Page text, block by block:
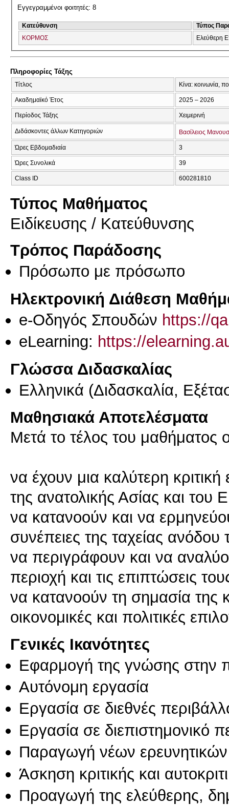
Εγγεγραμμένοι φοιτητές: 8
Κατεύθυνση
Τύπος
ΚΟΡΜΟΣ
Ελεύθερη
Πληροφορίες Τάξης
Τίτλος Κίνα: κοινωνία,
Ακαδημαϊκό Έτος 2025 – 2026
Περίοδος Τάξης Χειμερινή
Διδάσκοντες άλλων Κατηγοριών Βασίλειος
Ώρες Εβδομαδιαία 3
Ώρες Συνολικά 39
Class ID 600281810
Τύπος Μαθήματος
Eιδίκευσης / Kατεύθυνσης
Τρόπος Παράδοσης
Πρόσωπο με πρόσωπο
Ηλεκτρονική Διάθεση
e-Οδηγός Σπουδών https://
eLearning: https://
Γλώσσα Διδασκαλίας
Ελληνικά (Διδασκαλία,
Μαθησιακά Αποτελέσματα
Μετά το τέλος του μαθήματος
να έχουν μια καλύτερη
της ανατολικής Ασίας και του
να κατανοούν και να
συνέπειες της ταχείας ανόδου
να περιγράφουν και να
περιοχή και τις επιπτώσεις
να κατανοούν τη σημασία της
Γενικές Ικανότητες
Εφαρμογή της γνώσης στην
Αυτόνομη εργασία
Εργασία σε διεθνές
Εργασία σε διεπιστημονικό
Παραγωγή νέων
Άσκηση κριτικής και
Προαγωγή της ελεύθερης,